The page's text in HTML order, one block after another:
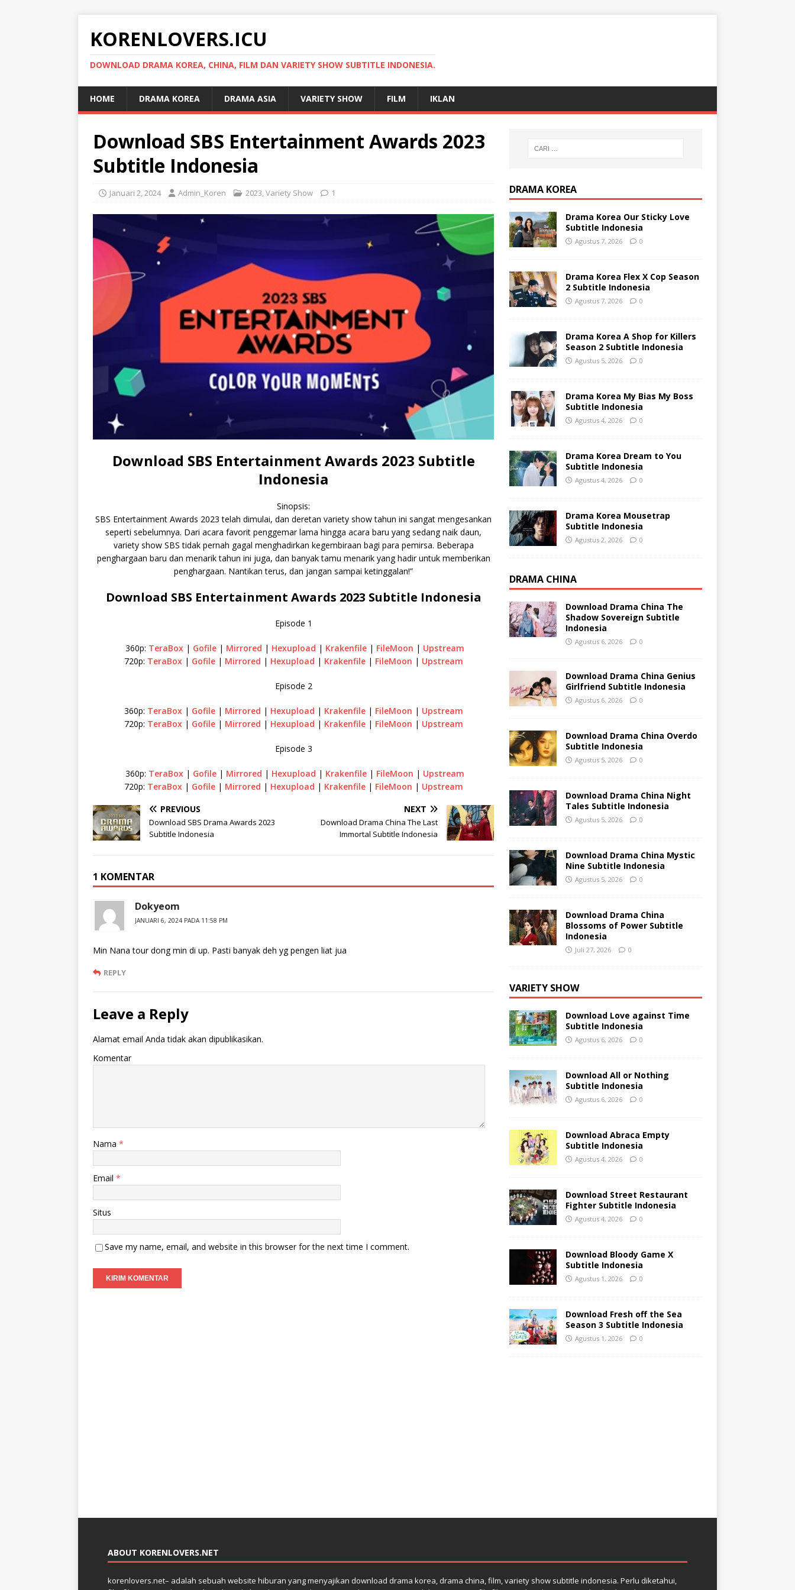
KORENLOVERS.ICU
DOWNLOAD DRAMA KOREA, CHINA, FILM DAN VARIETY SHOW SUBTITLE INDONESIA.
HOME DRAMA KOREA DRAMA ASIA VARIETY SHOW FILM IKLAN
Download SBS Entertainment Awards 2023
Subtitle Indonesia
Januari 2, 2024 Admin_Koren 2023,Variety Show 1
Download SBS Entertainment Awards 2023 Subtitle
Indonesia
Sinopsis:
SBS Entertainment Awards 2023 telah dimulai, dan deretan variety show tahun ini sangat mengesankan
seperti sebelumnya. Dari acara favorit penggemar lama hingga acara baru yang sedang naik daun,
variety show SBS tidak pernah gagal menghadirkan kegembiraan bagi para pemirsa. Beberapa
penghargaan baru dan menarik tahun ini juga, dan banyak tamu menarik yang hadir untuk memberikan
penghargaan. Nantikan terus, dan jangan sampai ketinggalan!”
Download SBS Entertainment Awards 2023 Subtitle Indonesia
Episode 1
360p: TeraBox| Gofile| Mirrored | Hexupload | Krakenfile| FileMoon | Upstream
720p: TeraBox| Gofile | Mirrored | Hexupload | Krakenfile| FileMoon | Upstream
Episode 2
360p: TeraBox| Gofile | Mirrored | Hexupload | Krakenfile | FileMoon | Upstream
720p: TeraBox| Gofile | Mirrored | Hexupload | Krakenfile | FileMoon | Upstream
Episode 3
360p: TeraBox| Gofile | Mirrored | Hexupload | Krakenfile | FileMoon | Upstream
720p: TeraBox| Gofile | Mirrored | Hexupload | Krakenfile | FileMoon | Upstream
PREVIOUS
Download SBS Drama Awards 2023
Subtitle Indonesia
NEXT
Download Drama China The Last
Immortal Subtitle Indonesia
1 KOMENTAR
Dokyeom
JANUARI 6, 2024 PADA 11:58 PM
Min Nana tour dong min di up. Pasti banyak deh yg pengen liat jua
REPLY
Leave a Reply
Alamat email Anda tidak akan dipublikasikan.
Komentar
Nama *
Email *
Situs
Save my name, email, and website in this browser for the next time I comment.
DRAMA KOREA
Drama Korea Our Sticky Love
Subtitle Indonesia
Agustus 7, 2026 0
Drama Korea Flex X Cop Season
2 Subtitle Indonesia
Agustus 7, 2026 0
Drama Korea A Shop for Killers
Season 2 Subtitle Indonesia
Agustus 5, 2026 0
Drama Korea My Bias My Boss
Subtitle Indonesia
Agustus 4, 2026 0
Drama Korea Dream to You
Subtitle Indonesia
Agustus 4, 2026 0
Drama Korea Mousetrap
Subtitle Indonesia
Agustus 2, 2026 0
DRAMA CHINA
Download Drama China The
Shadow Sovereign Subtitle
Indonesia
Agustus 6, 2026 0
Download Drama China Genius
Girlfriend Subtitle Indonesia
Agustus 6, 2026 0
Download Drama China Overdo
Subtitle Indonesia
Agustus 5, 2026 0
Download Drama China Night
Tales Subtitle Indonesia
Agustus 5, 2026 0
Download Drama China Mystic
Nine Subtitle Indonesia
Agustus 5, 2026 0
Download Drama China
Blossoms of Power Subtitle
Indonesia
Juli 27, 2026 0
VARIETY SHOW
Download Love against Time
Subtitle Indonesia
Agustus 6, 2026 0
Download All or Nothing
Subtitle Indonesia
Agustus 6, 2026 0
Download Abraca Empty
Subtitle Indonesia
Agustus 4, 2026 0
Download Street Restaurant
Fighter Subtitle Indonesia
Agustus 4, 2026 0
Download Bloody Game X
Subtitle Indonesia
Agustus 1, 2026 0
Download Fresh off the Sea
Season 3 Subtitle Indonesia
Agustus 1, 2026 0
ABOUT KORENLOVERS.NET
korenlovers.net– adalah sebuah website hiburan yang menyajikan download drama korea, drama china, film, variety show subtitle indonesia. Perlu diketahui,